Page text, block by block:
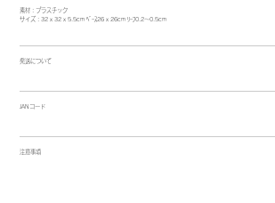
素材：プラスチック
サイズ：32 x 32 x 5.5cm ﾍﾞｰｽ26 x 26cm ﾘｰﾌ0.2～0.5cm
発送について
JANコード
注意事項